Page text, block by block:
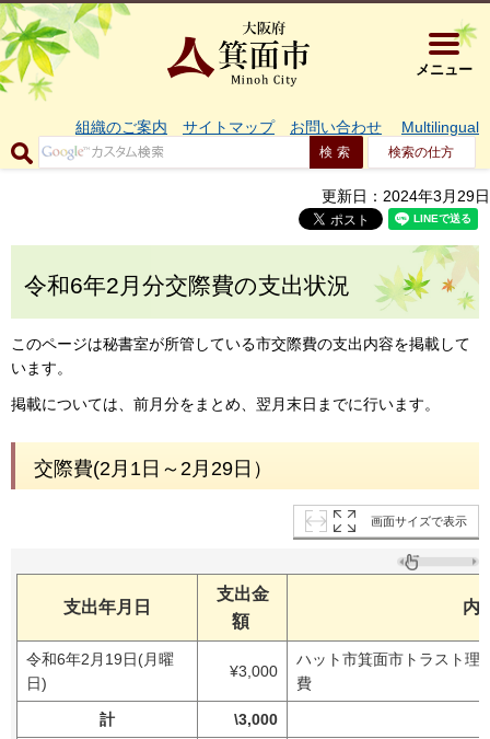
大阪府箕
メニュー
組織のご案内 サイトマップ お問い合わせ Multilingual
検索の仕方
更新日：2024年3月29日
令和6年2月分交際費の支出状況
このページは秘書室が所管している市交際費の支出内容を掲載して
います。
掲載については、前月分をまとめ、翌月末日までに行います。
交際費(2月1日～2月29日）
画面サイズで表示
支出年月日
支出金
額
内
令和6年2月19日(月曜
日)
¥3,000
ハット市箕面市トラスト理
費
計 \3,000